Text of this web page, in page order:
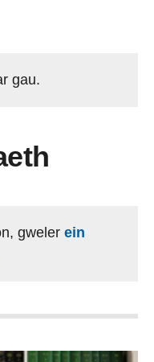
gau.
gweler ein